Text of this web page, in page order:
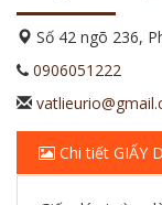
Số 42 ngõ 236,
0906051222
Chi tiết GIẤY